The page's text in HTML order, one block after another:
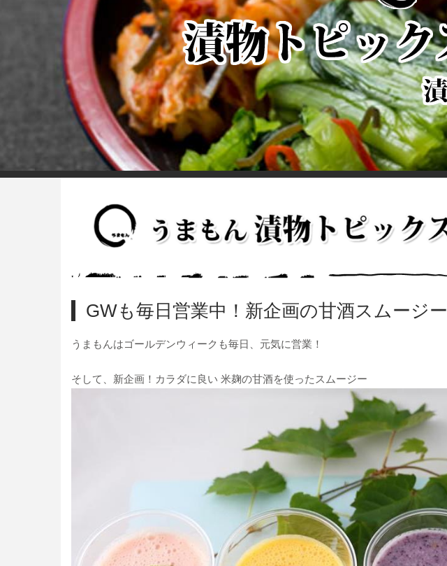
GWも毎日営業中！新企画の甘酒スムージー
うまもんはゴールデンウィークも毎日、元気に営業！
そして、新企画！カラダに良い 米麹の甘酒を使ったスムージー